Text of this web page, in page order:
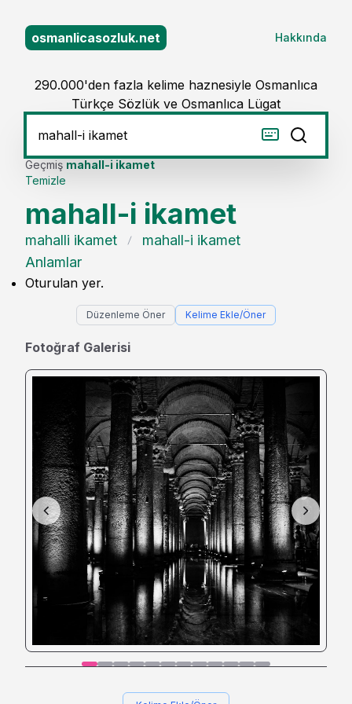
osmanlicasozluk.net Hakkında
290.000'den fazla kelime haznesiyle Osmanlıca
Türkçe Sözlük ve Osmanlıca Lügat
Geçmiş
Temizle
mahall-i ikamet
mahall-i ikamet
mahalli ikamet
mahall-i ikamet
Anlamlar
Oturulan yer.
Düzenleme Öner Kelime Ekle/Öner
Fotoğraf Galerisi